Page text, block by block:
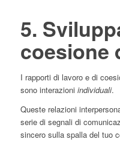
5.
coesione
I rapporti di lavoro e di
sono interazioni individuali.
Queste relazioni
serie di segnali di
sincero sulla spalla del tuo